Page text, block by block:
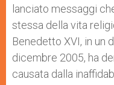
lanciato messaggi
stessa della vita
Benedetto XVI, in un
dicembre 2005, ha
causata dalla